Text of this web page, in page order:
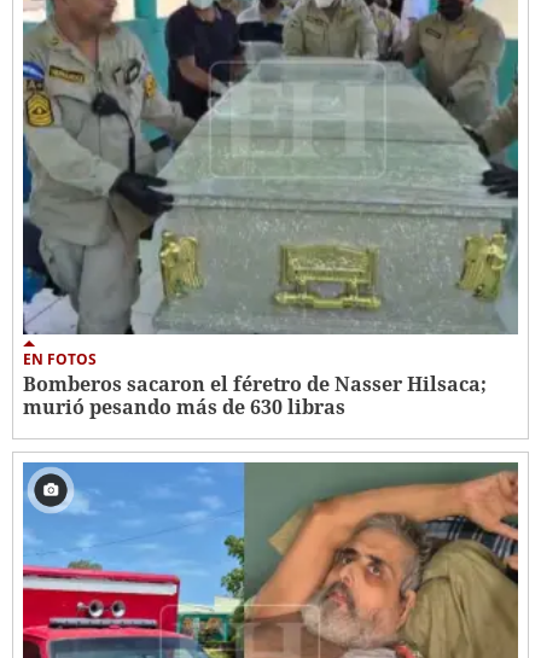
EN FOTOS
Bomberos sacaron el féretro de Nasser Hilsaca;
murió pesando más de 630 libras